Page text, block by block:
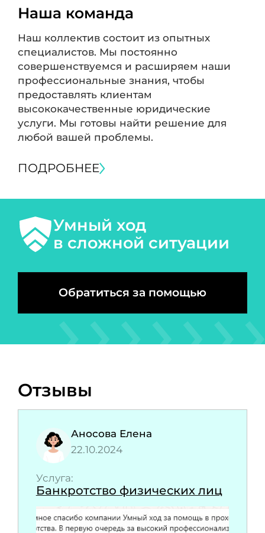
Наша команда
Наш коллектив состоит из опытных
специалистов. Мы постоянно
совершенствуемся и расширяем наши
профессиональные знания, чтобы
предоставлять клиентам
высококачественные юридические
услуги. Мы готовы найти решение для
любой вашей проблемы.
ПОДРОБНЕЕ
Умный ход
в сложной ситуации
Обратиться за помощью
Отзывы
Аносова Елена
22.10.2024
Услуга:
Банкротство физических лиц